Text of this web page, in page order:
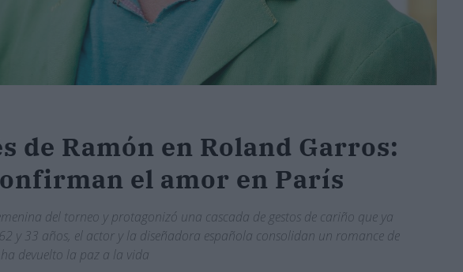
de Ramón en Roland Garros:
el amor en París
del torneo y protagonizó una cascada de gestos de cariño que ya
y 33 años, el actor y la diseñadora española consolidan un romance de
devuelto la paz a la vida